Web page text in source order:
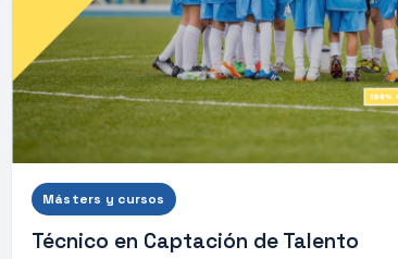
Másters y cursos
Técnico en Captación de Talento